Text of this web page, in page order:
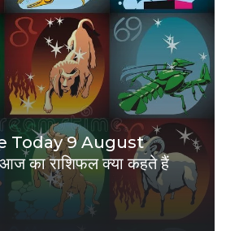
Today 9 August
का राशिफल क्या कहते हैं